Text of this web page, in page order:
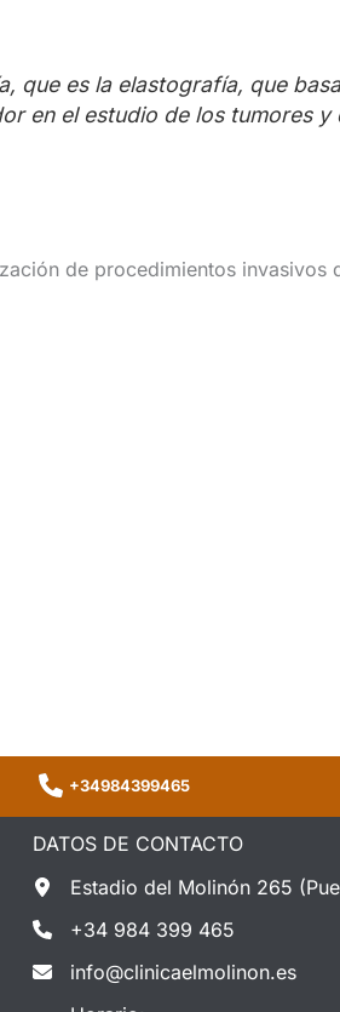
que es la elastografía, que
en el estudio de los tumores
de procedimientos
+34984399465
DATOS DE CONTACTO
Estadio del Molinón 265
+34 984 399 465
info@clinicaelmolinon.es